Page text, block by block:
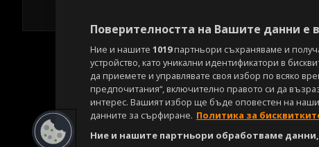
Поверителността на Вашите данни е
Ние и нашите 1019партньори съхраняваме и
устройство, като уникални идентификатори в
да приемете и управлявате своя избор по всяко
предпочитания“, включително правото си да
интерес. Вашият избор ще бъде оповестен на
данните за сърфиране. Политика за
Ние и нашите партньори обработваме